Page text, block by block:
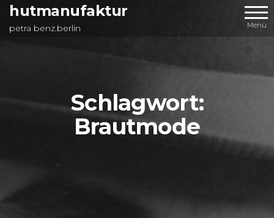
Zum
Inhalt
hutmanufaktur
petra benz.berlin Menü
Schlagwort:
Brautmode